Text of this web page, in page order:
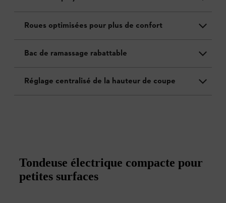
Roues optimisées pour plus de confort
Bac de ramassage rabattable
Réglage centralisé de la hauteur de coupe
Tondeuse électrique compacte pour
petites surfaces